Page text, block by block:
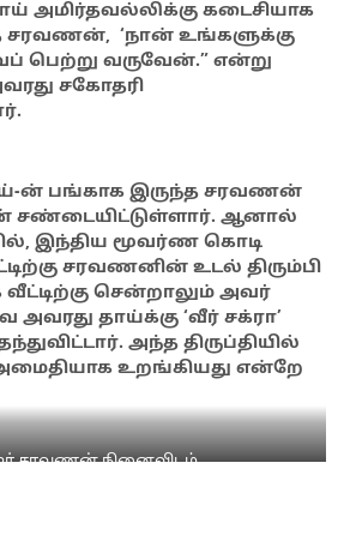
அமிர்தவல்லிக்கு கடைசியாக
சரவணன், ‘நான் உங்களுக்கு
பெற்று வருவேன்.” என்று
சகோதரி
ன் பங்காக இருந்த சரவணன்
சண்டையிட்டுள்ளார். ஆனால்
இந்திய மூவர்ண கொடி
சரவணனின் உடல் திரும்பி
வீட்டிற்கு சென்றாலும் அவர்
அவரது தாய்க்கு ‘வீர் சக்ரா’
அந்த திருப்தியில்
உறங்கியது என்றே
சரவணன் நினைவிடம்